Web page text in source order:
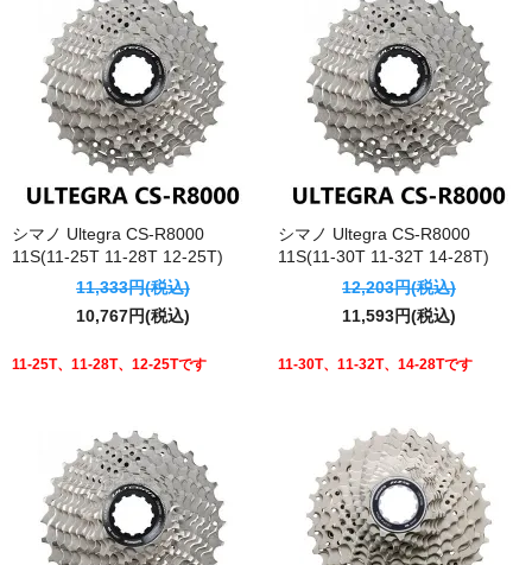
シマノ Ultegra CS-R8000
11S(11-25T 11-28T 12-25T)
11,333円(税込)
10,767円(税込)
11-25T、11-28T、12-25Tです
シマノ Ultegra CS-R8000
11S(11-30T 11-32T 14-28T)
12,203円(税込)
11,593円(税込)
11-30T、11-32T、14-28Tです